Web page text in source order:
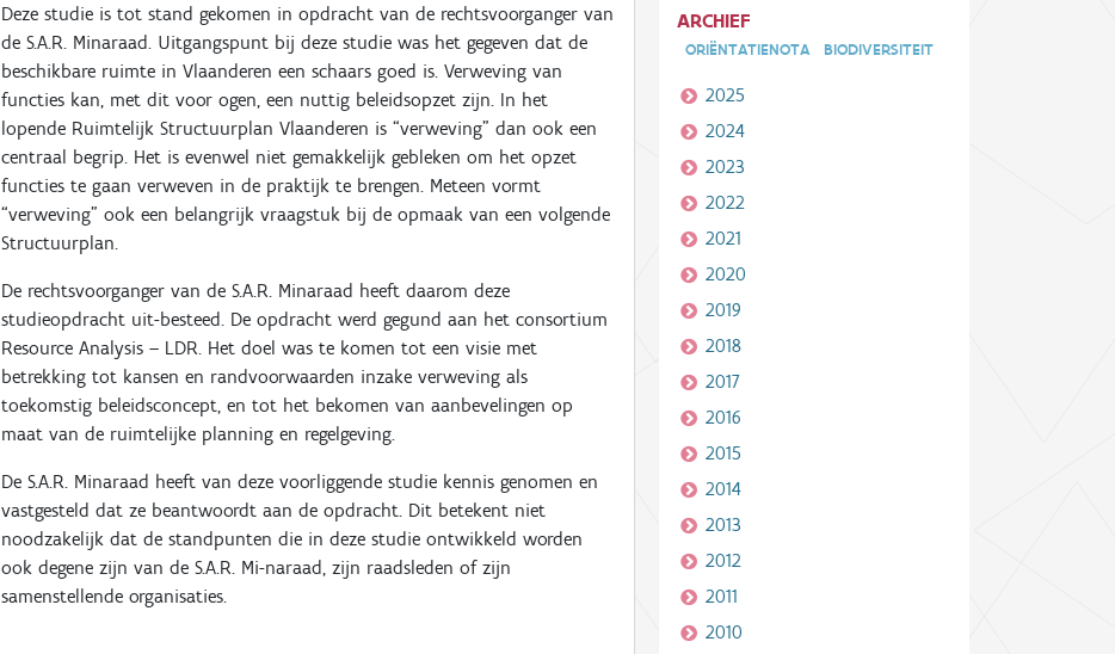
Deze studie is tot stand gekomen in opdracht van de rechtsvoorganger van
de S.A.R. Minaraad. Uitgangspunt bij deze studie was het gegeven dat de
beschikbare ruimte in Vlaanderen een schaars goed is. Verweving van
functies kan, met dit voor ogen, een nuttig beleidsopzet zijn. In het
lopende Ruimtelijk Structuurplan Vlaanderen is “verweving” dan ook een
centraal begrip. Het is evenwel niet gemakkelijk gebleken om het opzet
functies te gaan verweven in de praktijk te brengen. Meteen vormt
“verweving” ook een belangrijk vraagstuk bij de opmaak van een volgende
Structuurplan.
De rechtsvoorganger van de S.A.R. Minaraad heeft daarom deze
studieopdracht uit-besteed. De opdracht werd gegund aan het consortium
Resource Analysis – LDR. Het doel was te komen tot een visie met
betrekking tot kansen en randvoorwaarden inzake verweving als
toekomstig beleidsconcept, en tot het bekomen van aanbevelingen op
maat van de ruimtelijke planning en regelgeving.
De S.A.R. Minaraad heeft van deze voorliggende studie kennis genomen en
vastgesteld dat ze beantwoordt aan de opdracht. Dit betekent niet
noodzakelijk dat de standpunten die in deze studie ontwikkeld worden
ook degene zijn van de S.A.R. Mi-naraad, zijn raadsleden of zijn
samenstellende organisaties.
ARCHIEF
ORIËNTATIENOTA BIODIVERSITEIT
2025
2024
2023
2022
2021
2020
2019
2018
2017
2016
2015
2014
2013
2012
2011
2010